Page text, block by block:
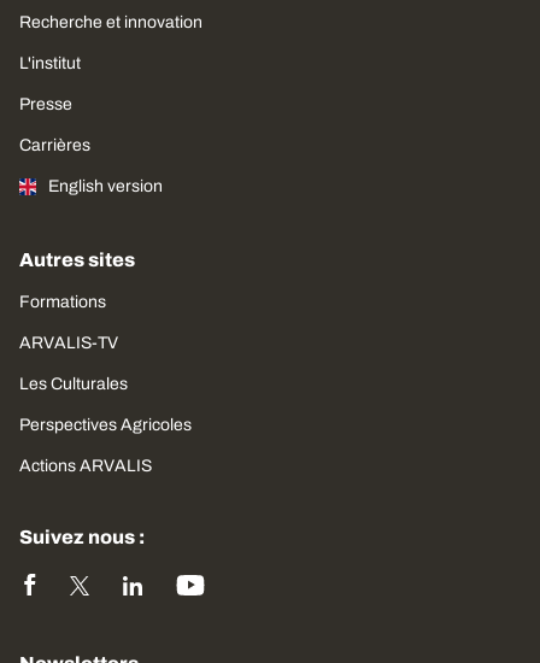
Recherche et innovation
L'institut
Presse
Carrières
English version
Autres sites
Formations
ARVALIS-TV
Les Culturales
Perspectives Agricoles
Actions ARVALIS
Suivez nous :